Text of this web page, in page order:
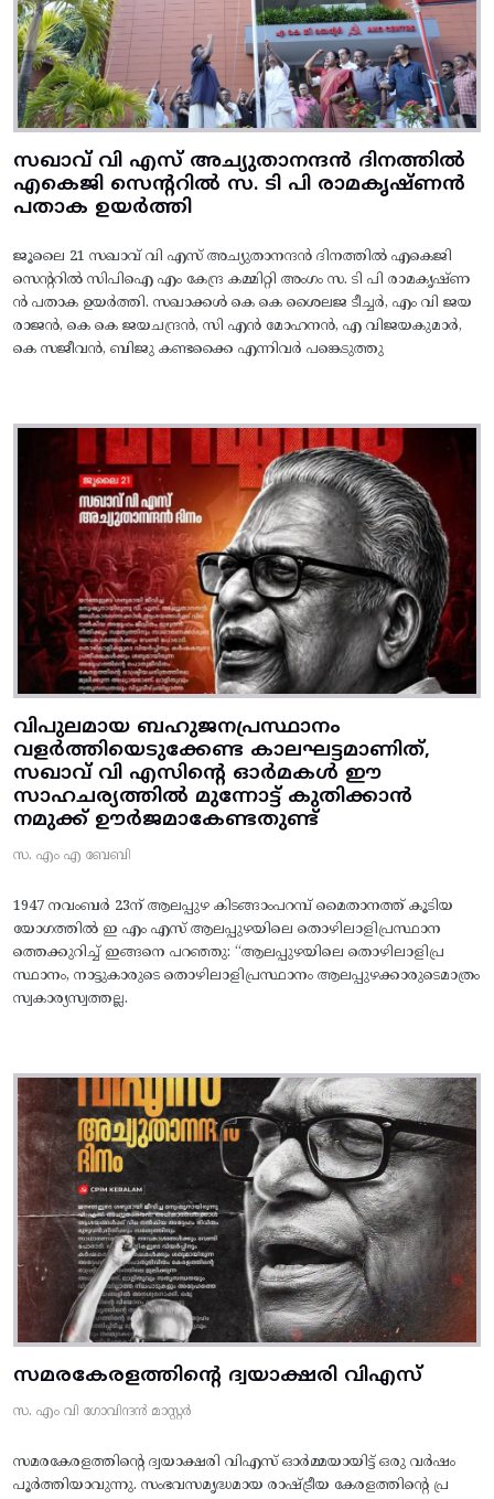
സഖാവ് വി എസ് അച്യുതാനന്ദൻ ദിനത്തിൽ
എകെജി സെന്ററിൽ സ. ടി പി രാമകൃഷ്‌ണൻ
പതാക ഉയർത്തി
ജൂലൈ 21 സഖാവ് വി എസ് അച്യുതാനന്ദൻ ദിനത്തിൽ എകെജി
സെന്ററിൽ സിപിഐ എം കേന്ദ്ര കമ്മിറ്റി അംഗം സ. ടി പി രാമകൃഷ്‌ണ
ൻ പതാക ഉയർത്തി. സഖാക്കൾ കെ കെ ശൈലജ ടീച്ചർ, എം വി ജയ
രാജൻ, കെ കെ ജയചന്ദ്രൻ, സി എൻ മോഹനൻ, എ വിജയകുമാർ,
കെ സജീവൻ, ബിജു കണ്ടക്കൈ എന്നിവർ പങ്കെടുത്തു
വിപുലമായ ബഹുജനപ്രസ്ഥാനം
വളർത്തിയെടുക്കേണ്ട കാലഘട്ടമാണിത്,
സഖാവ് വി എസിന്റെ ഓർമകൾ ഈ
സാഹചര്യത്തിൽ മുന്നോട്ട്‌ കുതിക്കാൻ
നമുക്ക് ഊർജമാകേണ്ടതുണ്ട്
സ. എം എ ബേബി
1947 നവംബർ 23ന് ആലപ്പുഴ കിടങ്ങാംപറമ്പ്‌ മൈതാനത്ത്‌ കൂടിയ
യോഗത്തിൽ ഇ എം എസ് ആലപ്പുഴയിലെ തൊഴിലാളിപ്രസ്ഥാന
ത്തെക്കുറിച്ച് ഇങ്ങനെ പറഞ്ഞു: “ആലപ്പുഴയിലെ തൊഴിലാളിപ്ര
സ്ഥാനം, നാട്ടുകാരുടെ തൊഴിലാളിപ്രസ്ഥാനം ആലപ്പുഴക്കാരുടെമാത്രം
സ്വകാര്യസ്വത്തല്ല.
സമരകേരളത്തിൻ്റെ ദ്വയാക്ഷരി വിഎസ്
സ. എം വി ഗോവിന്ദൻ മാസ്റ്റർ
സമരകേരളത്തിൻ്റെ ദ്വയാക്ഷരി വിഎസ് ഓർമ്മയായിട്ട് ഒരു വർഷം
പൂർത്തിയാവുന്നു. സംഭവസമൃദ്ധമായ രാഷ്ട്രീയ കേരളത്തിന്റെ പ്ര